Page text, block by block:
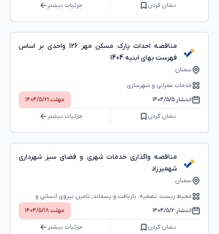
نشان کردن جزئیات بیشتر
مناقصه احداث پارک مسکن مهر 126 واحدی بر اساس
فهرست بهای ابنیه 1404
سمنان
خدمات عمرانی و شهرسازی
انتشار:۱۴۰۴/۵/۵ مهلت:۱۴۰۴/۵/۲۱
نشان کردن جزئیات بیشتر
مناقصه واگذاری خدمات شهری و فضای سبز شهرداری
شهمیرزاد
سمنان
محیط ‌زیست، تصفیه، بازیافت و پسماند, تامین نیروی انسانی و
خدمات عمومی
انتشار:۱۴۰۴/۵/۲ مهلت:۱۴۰۴/۵/۱۸
نشان کردن جزئیات بیشتر